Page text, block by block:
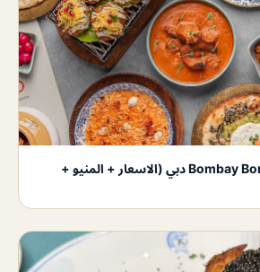
مطعم Bombay Borough Dubai دبي (الاسعار + المنيو +